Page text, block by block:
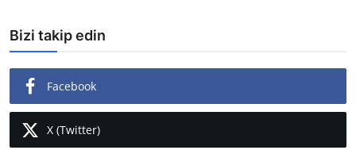
Bizi takip edin
Facebook
X (Twitter)